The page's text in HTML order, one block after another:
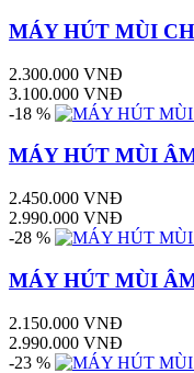
MÁY HÚT MÙI
2.300.000 VNĐ
3.100.000 VNĐ
-18 %
MÁY HÚT MÙI
2.450.000 VNĐ
2.990.000 VNĐ
-28 %
MÁY HÚT MÙI
2.150.000 VNĐ
2.990.000 VNĐ
-23 %